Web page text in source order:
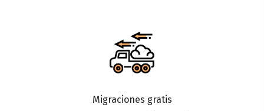
Migraciones gratis